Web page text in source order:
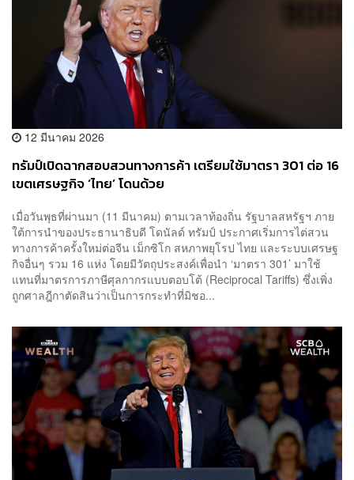
12 มีนาคม 2026
ทรัมป์เปิดฉากสอบสวนทางการค้า เตรียมใช้มาตรา 301 ต่อ 16
เขตเศรษฐกิจ ‘ไทย’ โดนด้วย
เมื่อวันพุธที่ผ่านมา (11 มีนาคม) ตามเวลาท้องถิ่น รัฐบาลสหรัฐฯ ภาย
ใต้การนำของประธานาธิบดี โดนัลด์ ทรัมป์ ประกาศเริ่มการไต่สวน
ทางการค้าครั้งใหม่ต่อจีน เม็กซิโก สหภาพยุโรป ไทย และระบบเศรษฐ
กิจอื่นๆ รวม 16 แห่ง โดยมีวัตถุประสงค์เพื่อนำ ‘มาตรา 301’ มาใช้
แทนที่มาตรการภาษีศุลกากรแบบตอบโต้ (Reciprocal Tariffs) ซึ่งเพิ่ง
ถูกศาลฎีกาตัดสินว่าเป็นการกระทำที่มิชอ...